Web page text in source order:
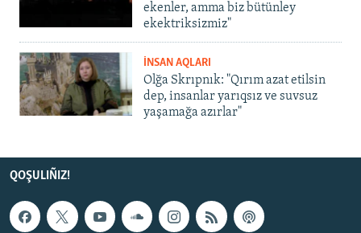
ekenler, amma biz bütünley
ekektriksizmiz"
İNSAN AQLARI
Olğa Skrıpnık: "Qırım azat etilsin
dep, insanlar yarıqsız ve suvsuz
yaşamağa azırlar"
QOŞULIÑIZ!